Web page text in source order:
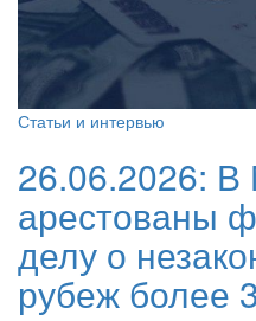
Статьи и интервью
26.06.2026: В
арестованы
делу о
рубеж более